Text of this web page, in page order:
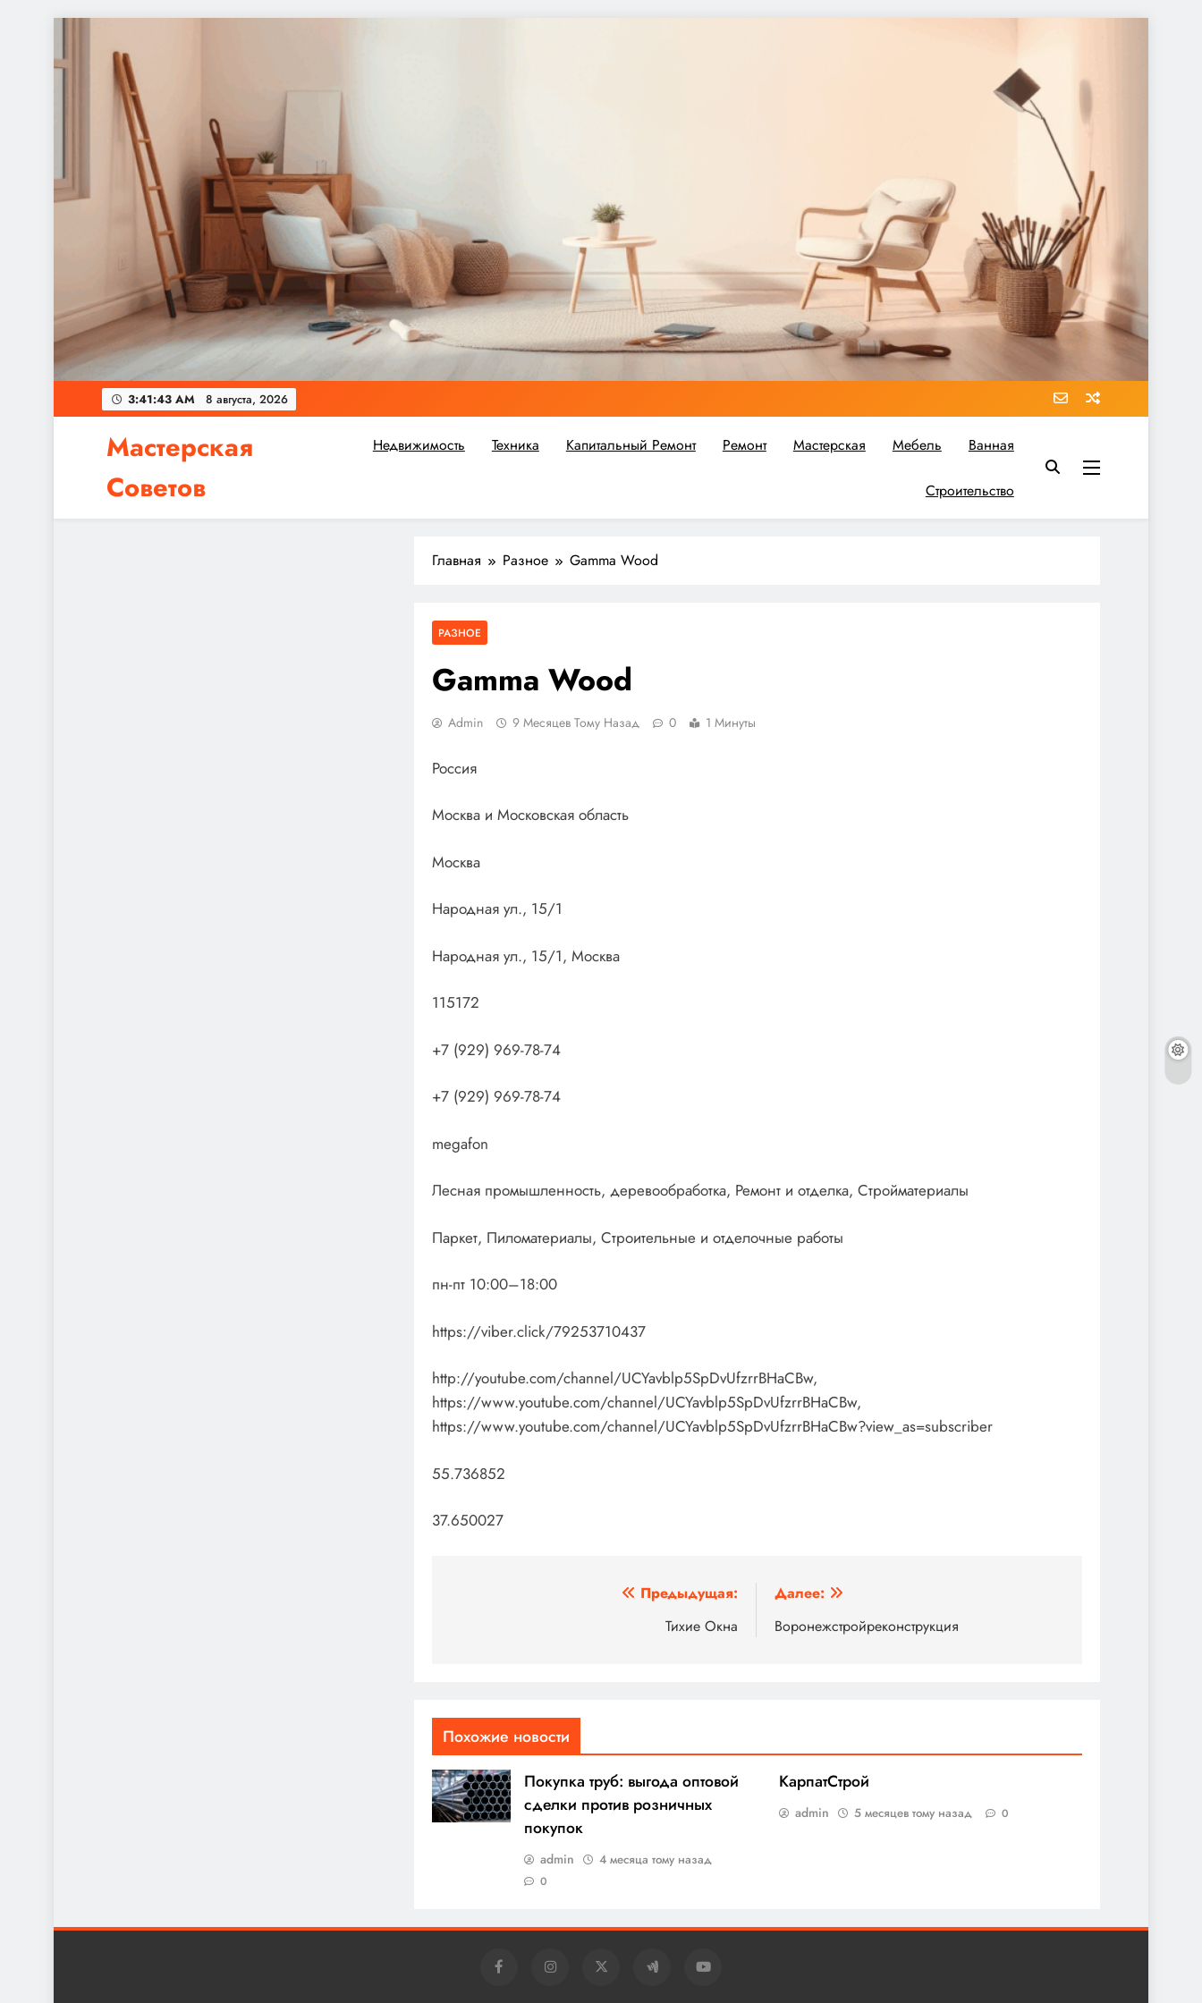
содержимому
3:41:43 AM 8 августа, 2026
Мастерская
Советов
Независимо от того, планируете ли вы небольшой ремонт или крупное строительство, в Мастерской Советов вы найдете все необходимое для реализации своих идей!
Недвижимость Техника Капитальный Ремонт Ремонт Мастерская Мебель Ванная
Строительство
Главная Разное Gamma Wood
РАЗНОЕ
Gamma Wood
Admin 9 Месяцев Тому Назад 0 1 Минуты
Россия
Москва и Московская область
Москва
Народная ул., 15/1
Народная ул., 15/1, Москва
115172
+7 (929) 969-78-74
+7 (929) 969-78-74
megafon
Лесная промышленность, деревообработка, Ремонт и отделка, Стройматериалы
Паркет, Пиломатериалы, Строительные и отделочные работы
пн-пт 10:00–18:00
https://viber.click/79253710437
http://youtube.com/channel/UCYavblp5SpDvUfzrrBHaCBw,
https://www.youtube.com/channel/UCYavblp5SpDvUfzrrBHaCBw,
https://www.youtube.com/channel/UCYavblp5SpDvUfzrrBHaCBw?view_as=subscriber
55.736852
37.650027
Предыдущая:
Тихие Окна
Далее:
Воронежстройреконструкция
Похожие новости
Покупка труб: выгода оптовой
сделки против розничных
покупок
admin 4 месяца тому назад
0
КарпатСтрой
admin 5 месяцев тому назад 0